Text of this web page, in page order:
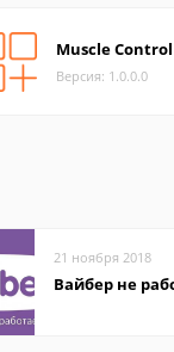
Muscle
Версия: 1.0.0.0
21 ноября 2018
Вайбер не